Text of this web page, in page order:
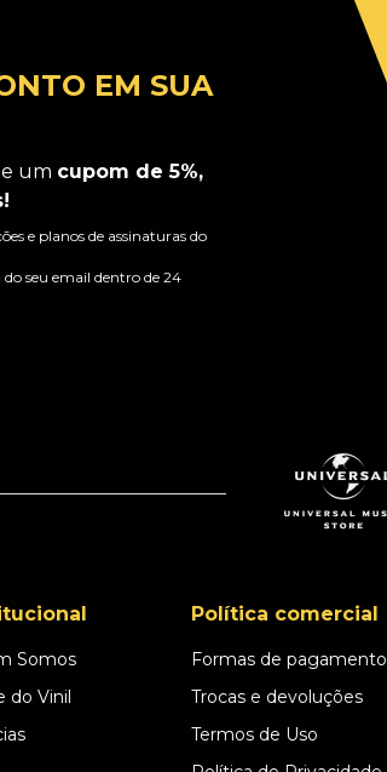
EM SUA
um cupom de 5%,
e planos de assinaturas do
seu email dentro de 24
Somos
do Vinil
Política comercial
Formas de pagamento
Trocas e devoluções
Termos de Uso